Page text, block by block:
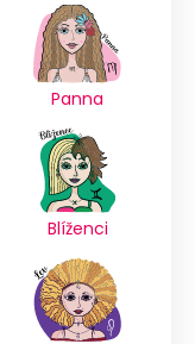
Panna
Blíženci